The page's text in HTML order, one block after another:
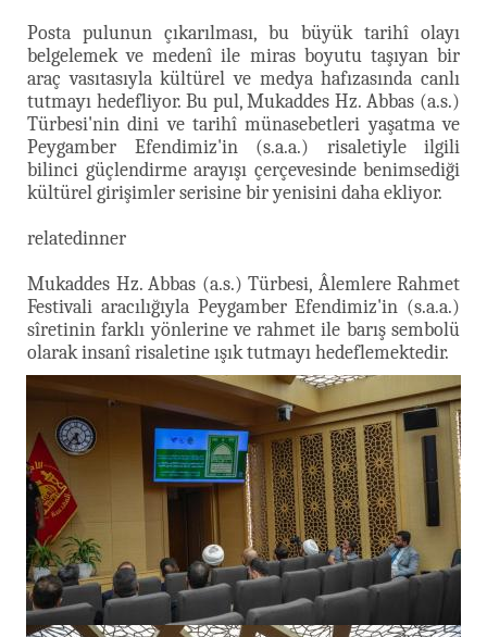
Posta pulunun çıkarılması, bu büyük tarihî olayı
belgelemek ve medenî ile miras boyutu taşıyan bir
araç vasıtasıyla kültürel ve medya hafızasında canlı
tutmayı hedefliyor. Bu pul, Mukaddes Hz. Abbas (a.s.)
Türbesi'nin dini ve tarihî münasebetleri yaşatma ve
Peygamber Efendimiz'in (s.a.a.) risaletiyle ilgili
bilinci güçlendirme arayışı çerçevesinde benimsediği
kültürel girişimler serisine bir yenisini daha ekliyor.
relatedinner
Mukaddes Hz. Abbas (a.s.) Türbesi, Âlemlere Rahmet
Festivali aracılığıyla Peygamber Efendimiz'in (s.a.a.)
sîretinin farklı yönlerine ve rahmet ile barış sembolü
olarak insanî risaletine ışık tutmayı hedeflemektedir.